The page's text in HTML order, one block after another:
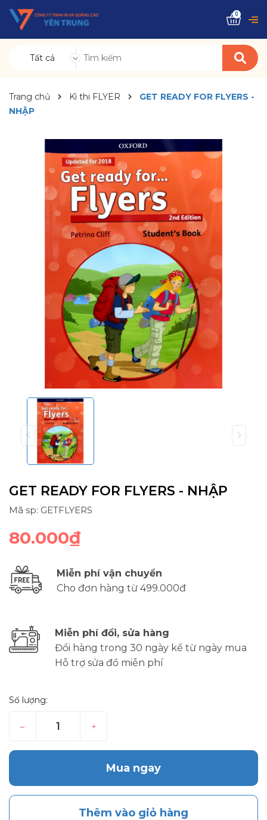
Tất cả
0
Trang chủ Kì thi FLYER
GET READY FOR FLYERS -
NHẬP
GET READY FOR FLYERS - NHẬP
Mã sp: GETFLYERS
80.000₫
Miễn phí vận chuyển
Cho đơn hàng từ 499.000đ
Miễn phí đổi, sửa hàng
Đổi hàng trong 30 ngày kể từ ngày mua
Hỗ trợ sửa đồ miễn phí
Số lượng:
– +
Mua ngay
Thêm vào giỏ hàng